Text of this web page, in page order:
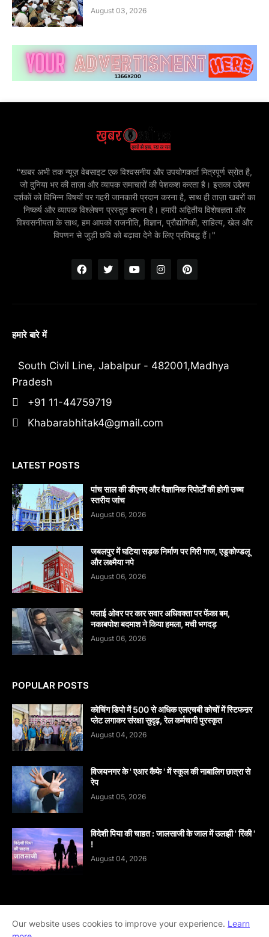
August 03, 2026
"खबर अभी तक न्यूज़ वेबसाइट एक विश्वसनीय और उपयोगकर्ता मित्रपूर्ण स्रोत है,
जो दुनिया भर की ताज़ा और व्यापक समाचारों की पेशकश करता है। इसका उद्देश्य
दर्शकों को विभिन्न विषयों पर गहरी जानकारी प्रदान करना है, साथ ही ताज़ा खबरों का
निष्कर्ष और व्यापक विश्लेषण प्रस्तुत करना है। हमारी अद्वितीय विशेषज्ञता और
विश्वसनीयता के साथ, हम आपको राजनीति, विज्ञान, प्रौद्योगिकी, साहित्य, खेल और
विपणन से जुड़ी छवि को बढ़ावा देने के लिए प्रतिबद्ध हैं।"
हमारे बारे में
South Civil Line, Jabalpur - 482001,Madhya
Pradesh
+91 11-44759719
Khabarabhitak4@gmail.com
LATEST POSTS
पांच साल की डीएनए और वैज्ञानिक रिपोर्टों की होगी उच्च
स्तरीय जांच
August 06, 2026
जबलपुर में घटिया सड़क निर्माण पर गिरी गाज, एडूकोण्डलू
और लक्ष्मैया नपे
August 06, 2026
फ्लाई ओवर पर कार सवार अधिवक्ता पर फेंका बम,
नकाबपोश बदमाश ने किया हमला, मची भगदड़
August 06, 2026
POPULAR POSTS
कोचिंग डिपो में 500 से अधिक एलएचबी कोचों में स्टिफऩर
प्लेट लगाकर संरक्षा सुदृढ़, रेल कर्मचारी पुरस्कृत
August 04, 2026
विजयनगर के ' एआर कैफे ' में स्कूल की नाबालिग छात्रा से
रेप
August 05, 2026
विदेशी पिया की चाहत : जालसाजी के जाल में उलझी ' रिंकी '
!
August 04, 2026
Home About contact-us
Disclaimer
Our website uses cookies to improve your experience. Learn